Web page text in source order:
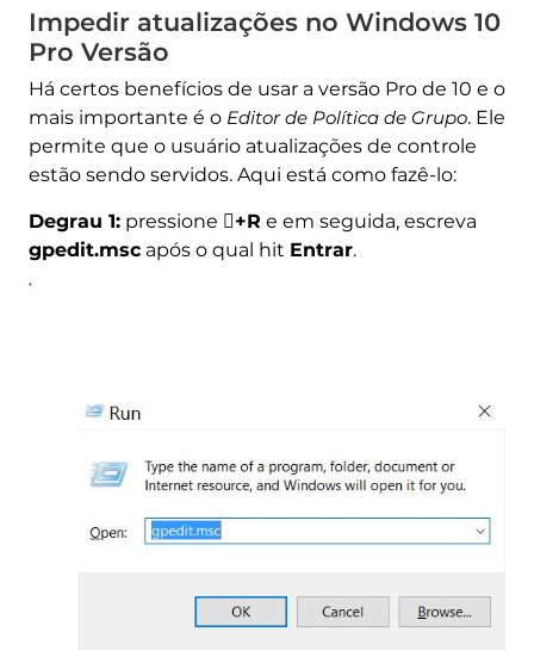
Impedir atualizações no Windows 10
Pro Versão
Há certos benefícios de usar a versão Pro de 10 e o
mais importante é o Editor de Política de Grupo. Ele
permite que o usuário atualizações de controle
estão sendo servidos. Aqui está como fazê-lo:
Degrau 1:pressione +R e em seguida, escreva
gpedit.mscapós o qual hit Entrar.